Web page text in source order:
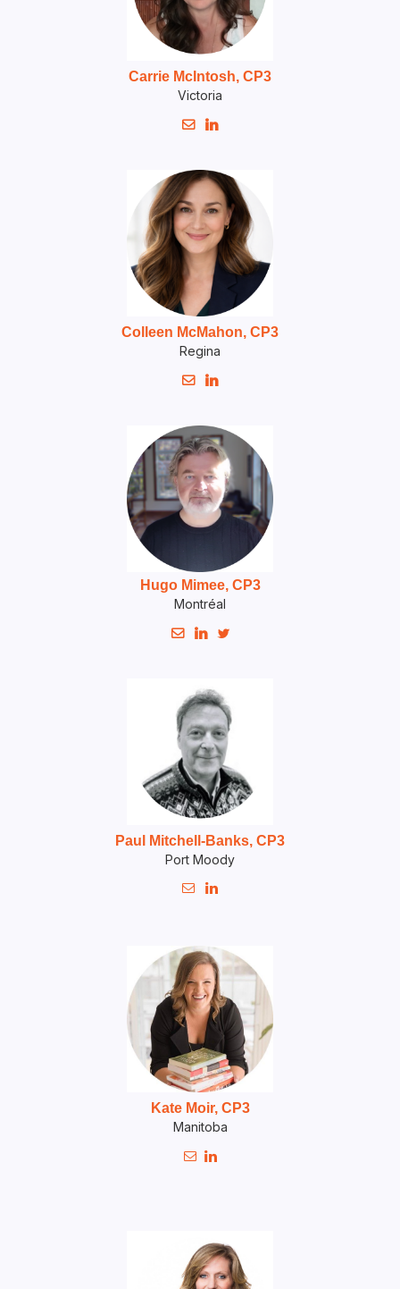
Carrie McIntosh, CP3
Victoria
 
Colleen McMahon, CP3
Regina
 
Hugo Mimee, CP3
Montréal
  
Paul Mitchell-Banks, CP3
Port Moody
 
Kate Moir, CP3
Manitoba
 